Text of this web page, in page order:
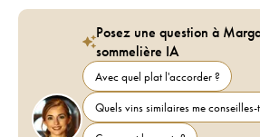
Posez une question à
sommelière IA
Avec quel plat l'accorder ?
Quels vins similaires me conseilles-